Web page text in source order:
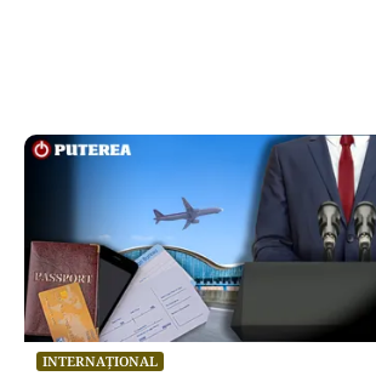
INTERNAȚIONAL